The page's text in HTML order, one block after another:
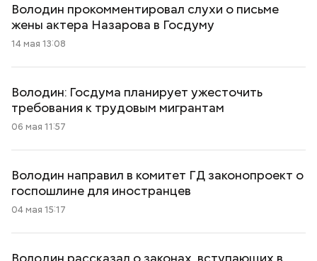
Володин прокомментировал слухи о письме
жены актера Назарова в Госдуму
14 мая 13:08
Володин: Госдума планирует ужесточить
требования к трудовым мигрантам
06 мая 11:57
Володин направил в комитет ГД законопроект о
госпошлине для иностранцев
04 мая 15:17